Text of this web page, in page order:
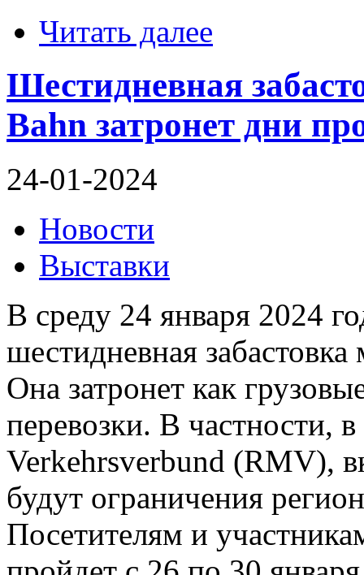
Читать далее
Шестидневная
Bahn затронет дни
24-01-2024
Новости
Выставки
В среду 24 января 2024
шестидневная
Она затронет как
перевозки. В частности,
Verkehrsverbund (RMV),
будут ограничения
Посетителям и